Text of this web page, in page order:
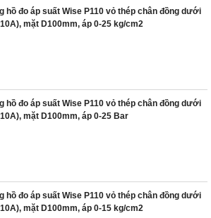
hồ đo áp suất Wise P110 vỏ thép chân đồng dưới
mặt D100mm, áp 0-25 kg/cm2
hồ đo áp suất Wise P110 vỏ thép chân đồng dưới
mặt D100mm, áp 0-25 Bar
hồ đo áp suất Wise P110 vỏ thép chân đồng dưới
mặt D100mm, áp 0-15 kg/cm2